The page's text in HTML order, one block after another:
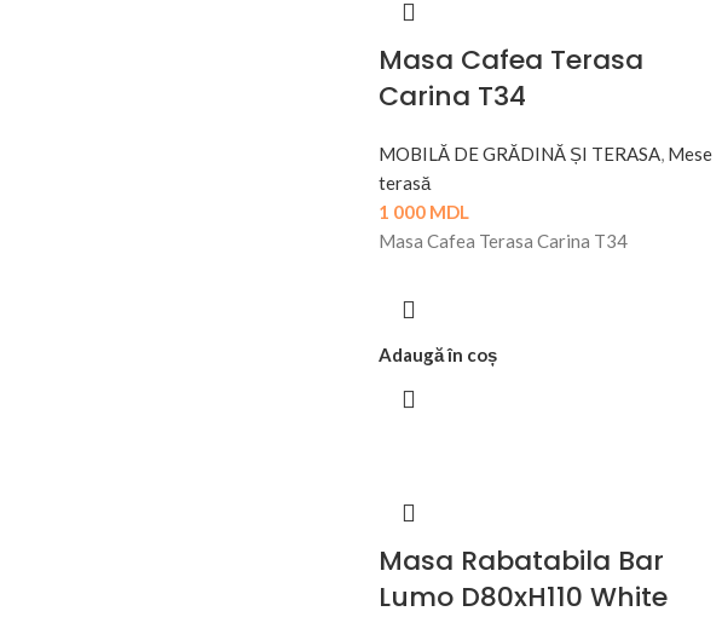
Masa Cafea Terasa
Carina T34
MOBILĂ DE GRĂDINĂ ȘI TERASA, Mese
terasă
1 000 MDL
Masa Cafea Terasa Carina T34
Adaugă în coș
Masa Rabatabila Bar
Lumo D80xH110 White